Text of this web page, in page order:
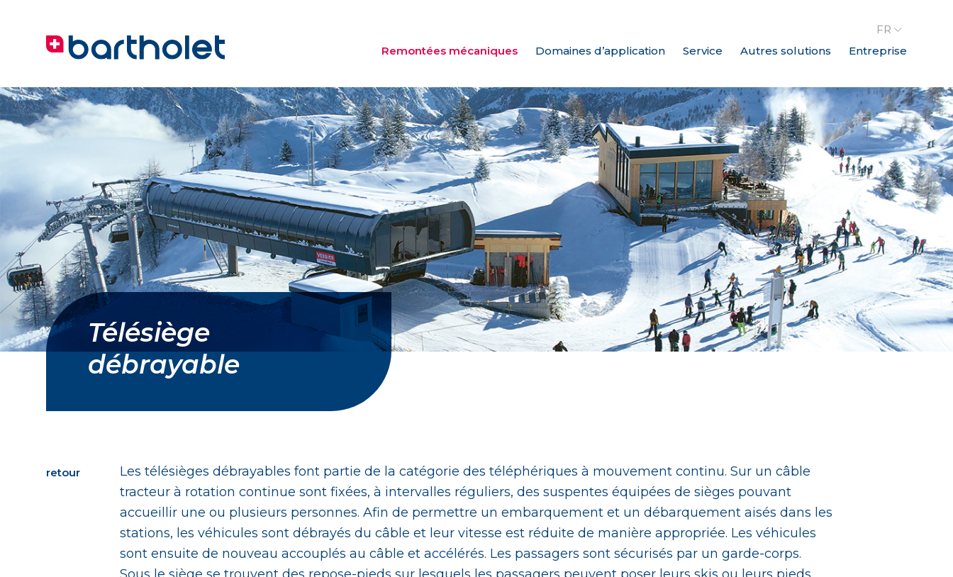
Remontées mécaniques Domaines d’application Service Autres solutions Entreprise
FR
Télésiège
débrayable
Les télésièges débrayables font partie de la catégorie des téléphériques à mouvement continu. Sur un câble
tracteur à rotation continue sont fixées, à intervalles réguliers, des suspentes équipées de sièges pouvant
accueillir une ou plusieurs personnes. Afin de permettre un embarquement et un débarquement aisés dans les
stations, les véhicules sont débrayés du câble et leur vitesse est réduite de manière appropriée. Les véhicules
sont ensuite de nouveau accouplés au câble et accélérés. Les passagers sont sécurisés par un garde-corps.
retour